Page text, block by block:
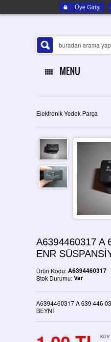
Üye Girişi
MENU
ELEKTRONIK YEDEK
İLETIŞIM
Elektronik Yedek Parça
A6394460317 A
ENR
Ürün Kodu:A6394460317
Stok Durumu:Var
A6394460317 A 639 446
BEYNİ
KDV